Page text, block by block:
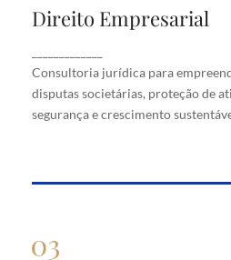
Direito Empresarial
Consultoria jurídica para
disputas societárias, proteção de
segurança e crescimento
Direito
contratos, disputas
e direitos, garantindo
sustentável para o